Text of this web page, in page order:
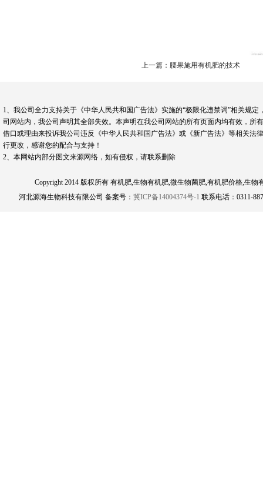
上一篇：腰果施用有机肥的技术
1、我公司全力支持关于《中华人民共和国广告法》实施的“极限化违禁词”相关规
司网站内，我公司声明其全部失效。本声明在我公司网站的所有页面内均有效，
借口或理由来投诉我公司违反《中华人民共和国广告法》或《新广告法》等相关
行更改，感谢您的配合与支持！
2、本网站内部分图文来源网络，如有侵权，请联系删除
Copyright 2014 版权所有 有机肥,生物有机肥,微生物菌肥,有机肥价格,生
河北源海生物科技有限公司 备案号： 冀ICP备14004374号-1 联系电话：0311-